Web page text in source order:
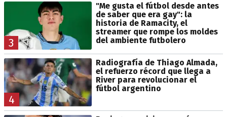
3
"Me gusta el fútbol desde antes
de saber que era gay": la
historia de Ramacity, el
streamer que rompe los moldes
del ambiente futbolero
4
Radiografía de Thiago Almada,
el refuerzo récord que llega a
River para revolucionar el
fútbol argentino